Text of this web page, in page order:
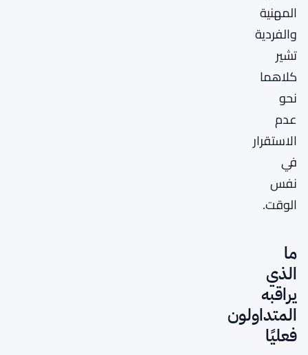
المهنية
والفردية
تشير
كلاهما
نحو
عدم
الاستقرار
في
نفس
الوقت.
ما
الذي
يراقبه
المتداولون
فعليًا